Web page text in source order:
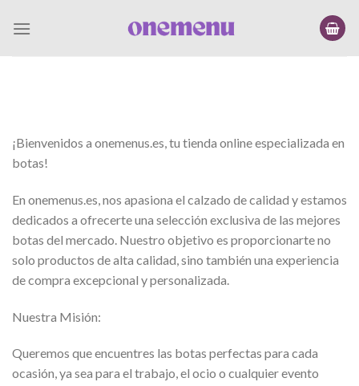
¡Bienvenidos a onemenus.es, tu tienda online especializada en
botas!
En onemenus.es, nos apasiona el calzado de calidad y estamos
dedicados a ofrecerte una selección exclusiva de las mejores
botas del mercado. Nuestro objetivo es proporcionarte no
solo productos de alta calidad, sino también una experiencia
de compra excepcional y personalizada.
Nuestra Misión:
Queremos que encuentres las botas perfectas para cada
ocasión, ya sea para el trabajo, el ocio o cualquier evento